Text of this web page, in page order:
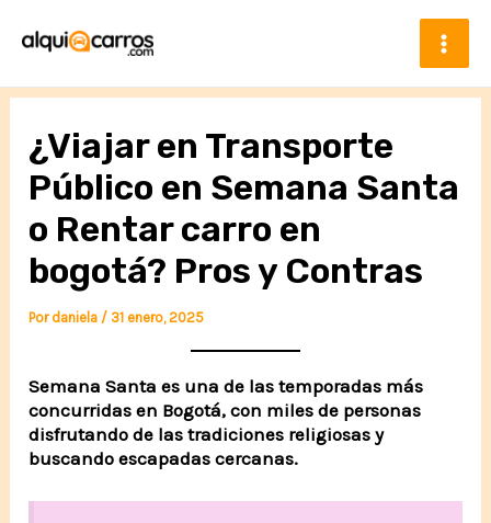
contenido
¿Viajar en Transporte
Público en Semana Santa
o Rentar carro en
bogotá? Pros y Contras
Por daniela / 31 enero, 2025
Semana Santa es una de las temporadas más
concurridas en Bogotá, con miles de personas
disfrutando de las tradiciones religiosas y
buscando escapadas cercanas.